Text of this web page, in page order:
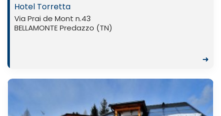
Hotel Torretta
Via Prai de Mont n.43
BELLAMONTE Predazzo (TN)
➜